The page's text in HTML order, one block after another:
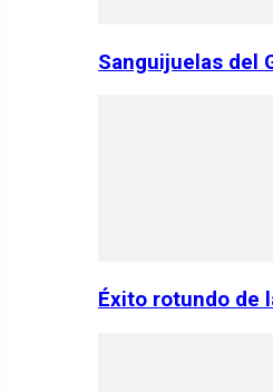
Sanguijuelas del
Éxito rotundo de